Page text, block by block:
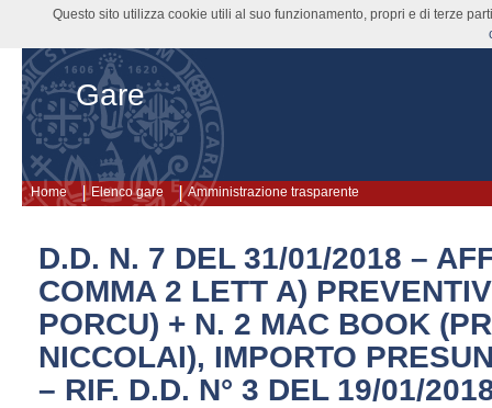
Gare
Home Elenco gare Amministrazione trasparente
D.D. N. 7 DEL 31/01/2018 –
COMMA 2 LETT A)
PORCU) + N. 2 MAC BOOK
NICCOLAI), IMPORTO
– RIF. D.D. N° 3 DEL 19/01/
Questo sito utilizza cookie utili al suo funzionamento, propri e di terze